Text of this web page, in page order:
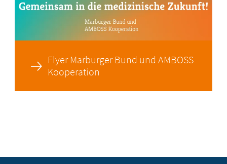
Flyer Marburger Bund und AMBOSS
Kooperation